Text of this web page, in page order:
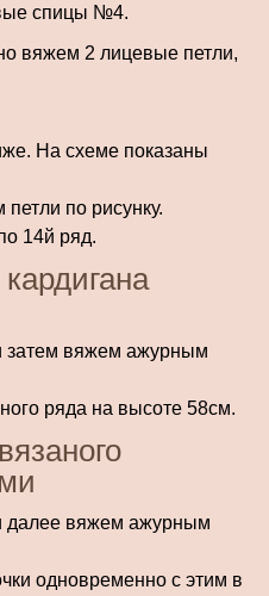
спицы №4.
вяжем 2 лицевые петли,
На схеме показаны
по рисунку.
14й ряд.
затем вяжем ажурным
ряда на высоте 58см.
далее вяжем ажурным
одновременно с этим в